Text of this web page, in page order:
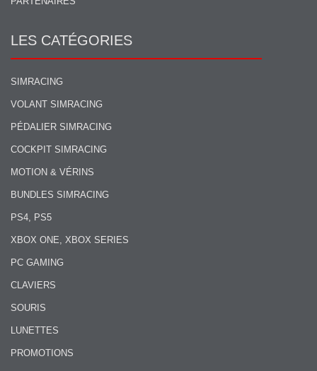
LES CATÉGORIES
SIMRACING
VOLANT SIMRACING
PÉDALIER SIMRACING
COCKPIT SIMRACING
MOTION & VÉRINS
BUNDLES SIMRACING
PS4, PS5
XBOX ONE, XBOX SERIES
PC GAMING
CLAVIERS
SOURIS
LUNETTES
PROMOTIONS